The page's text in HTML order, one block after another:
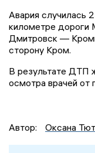
Авария случилась
километре
Дмитровск —
сторону Кром.
В результате ДТП
осмотра врачей от
Автор: Оксана